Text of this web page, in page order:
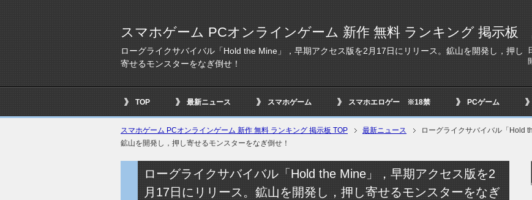
スマホゲーム PCオンラインゲーム 新作 無料 ランキング 掲示板
ローグライクサバイバル「Hold the Mine」，早期アクセス版を2月17日にリリース。鉱山を開発し，押し
寄せるモンスターをなぎ倒せ！
TOP 最新ニュース スマホゲーム スマホエロゲー ※18禁 PCゲーム
スマホゲーム PCオンラインゲーム 新作 無料 ランキング 掲示板 TOP 最新ニュース
ローグライクサバイバル「Hold
鉱山を開発し，押し寄せるモンスターをなぎ倒せ！
ローグライクサバイバル「Hold the Mine」，早期アクセス版を2
月17日にリリース。鉱山を開発し，押し寄せるモンスターをなぎ